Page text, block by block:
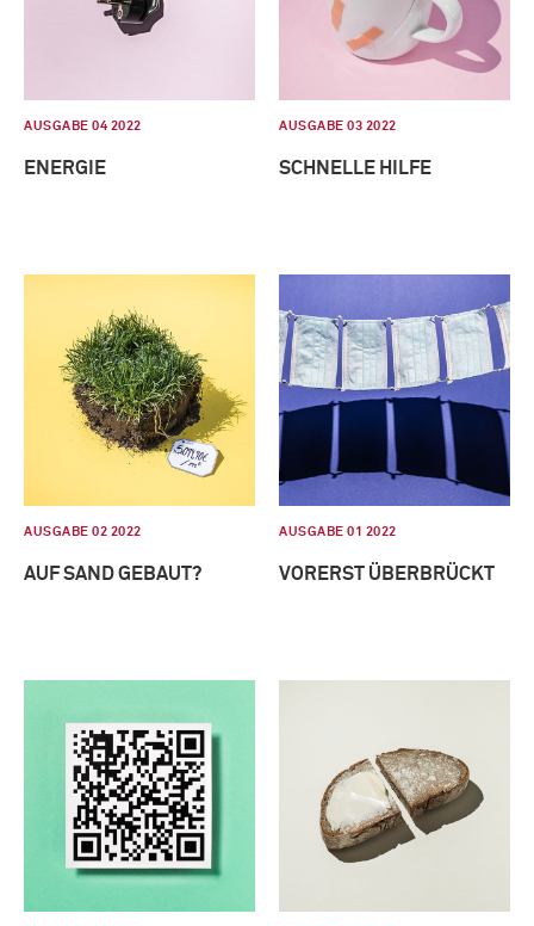
AUSGABE 04 2022
ENERGIE
AUSGABE 03 2022
SCHNELLE HILFE
AUSGABE 02 2022
AUF SAND GEBAUT?
AUSGABE 01 2022
VORERST ÜBERBRÜCKT